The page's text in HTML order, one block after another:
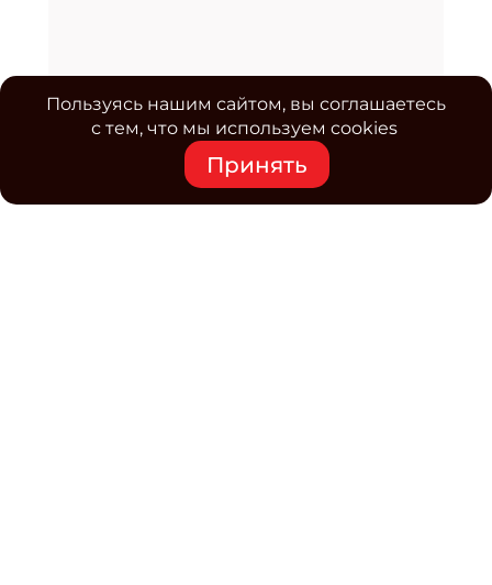
Пользуясь нашим сайтом, вы соглашаетесь
с тем, что мы используем cookies
Принять